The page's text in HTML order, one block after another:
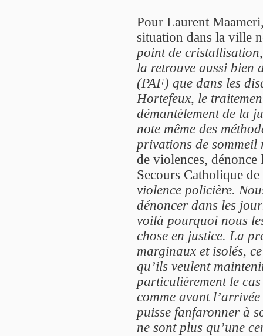
Pour Laurent
situation dans la ville
point de
la retrouve aussi bien
(PAF) que dans les
Hortefeux, le
démantèlement de la
note même des
privations de sommeil
de violences,
Secours Catholique
violence policière.
dénoncer dans les
voilà pourquoi nous
chose en justice. La
marginaux et isolés,
qu’ils veulent
particulièrement le
comme avant
puisse fanfaronner à
ne sont plus qu’une